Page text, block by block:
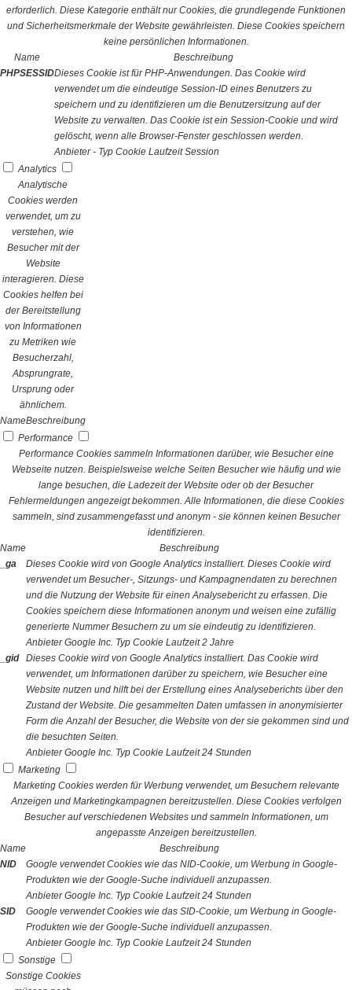
erforderlich. Diese Kategorie enthält nur Cookies, die grundlegende Funktionen
und Sicherheitsmerkmale der Website gewährleisten. Diese Cookies speichern
keine persönlichen Informationen.
Name
Beschreibung
PHPSESSIDDieses Cookie ist für PHP-Anwendungen. Das Cookie wird
verwendet um die eindeutige Session-ID eines Benutzers zu
speichern und zu identifizieren um die Benutzersitzung auf der
Website zu verwalten. Das Cookie ist ein Session-Cookie und wird
gelöscht, wenn alle Browser-Fenster geschlossen werden.
Anbieter - Typ Cookie Laufzeit Session
Analytics
Analytische
Cookies werden
verwendet, um zu
verstehen, wie
Besucher mit der
Website
interagieren. Diese
Cookies helfen bei
der Bereitstellung
von Informationen
zu Metriken wie
Besucherzahl,
Absprungrate,
Ursprung oder
ähnlichem.
NameBeschreibung
Performance
Performance Cookies sammeln Informationen darüber, wie Besucher eine
Webseite nutzen. Beispielsweise welche Seiten Besucher wie häufig und wie
lange besuchen, die Ladezeit der Website oder ob der Besucher
Fehlermeldungen angezeigt bekommen. Alle Informationen, die diese Cookies
sammeln, sind zusammengefasst und anonym - sie können keinen Besucher
identifizieren.
Name
Beschreibung
_ga
Dieses Cookie wird von Google Analytics installiert. Dieses Cookie wird
verwendet um Besucher-, Sitzungs- und Kampagnendaten zu berechnen
und die Nutzung der Website für einen Analysebericht zu erfassen. Die
Cookies speichern diese Informationen anonym und weisen eine zufällig
generierte Nummer Besuchern zu um sie eindeutig zu identifizieren.
Anbieter Google Inc. Typ Cookie Laufzeit 2 Jahre
_gid
Dieses Cookie wird von Google Analytics installiert. Das Cookie wird
verwendet, um Informationen darüber zu speichern, wie Besucher eine
Website nutzen und hilft bei der Erstellung eines Analyseberichts über den
Zustand der Website. Die gesammelten Daten umfassen in anonymisierter
Form die Anzahl der Besucher, die Website von der sie gekommen sind und
die besuchten Seiten.
Anbieter Google Inc. Typ Cookie Laufzeit 24 Stunden
Marketing
Marketing Cookies werden für Werbung verwendet, um Besuchern relevante
Anzeigen und Marketingkampagnen bereitzustellen. Diese Cookies verfolgen
Besucher auf verschiedenen Websites und sammeln Informationen, um
angepasste Anzeigen bereitzustellen.
Name
Beschreibung
NID
Google verwendet Cookies wie das NID-Cookie, um Werbung in Google-
Produkten wie der Google-Suche individuell anzupassen.
Anbieter Google Inc. Typ Cookie Laufzeit 24 Stunden
SID
Google verwendet Cookies wie das SID-Cookie, um Werbung in Google-
Produkten wie der Google-Suche individuell anzupassen.
Anbieter Google Inc. Typ Cookie Laufzeit 24 Stunden
Sonstige
Sonstige Cookies